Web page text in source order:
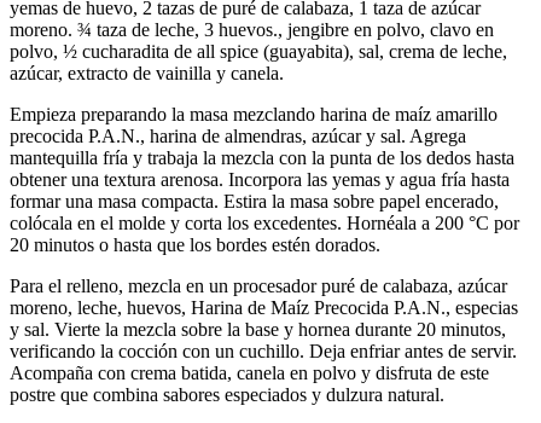
yemas de huevo, 2 tazas de puré de calabaza, 1 taza de azúcar
moreno. ¾ taza de leche, 3 huevos., jengibre en polvo, clavo en
polvo, ½ cucharadita de all spice (guayabita), sal, crema de leche,
azúcar, extracto de vainilla y canela.
Empieza preparando la masa mezclando harina de maíz amarillo
precocida P.A.N., harina de almendras, azúcar y sal. Agrega
mantequilla fría y trabaja la mezcla con la punta de los dedos hasta
obtener una textura arenosa. Incorpora las yemas y agua fría hasta
formar una masa compacta. Estira la masa sobre papel encerado,
colócala en el molde y corta los excedentes. Hornéala a 200 °C por
20 minutos o hasta que los bordes estén dorados.
Para el relleno, mezcla en un procesador puré de calabaza, azúcar
moreno, leche, huevos, Harina de Maíz Precocida P.A.N., especias
y sal. Vierte la mezcla sobre la base y hornea durante 20 minutos,
verificando la cocción con un cuchillo. Deja enfriar antes de servir.
Acompaña con crema batida, canela en polvo y disfruta de este
postre que combina sabores especiados y dulzura natural.